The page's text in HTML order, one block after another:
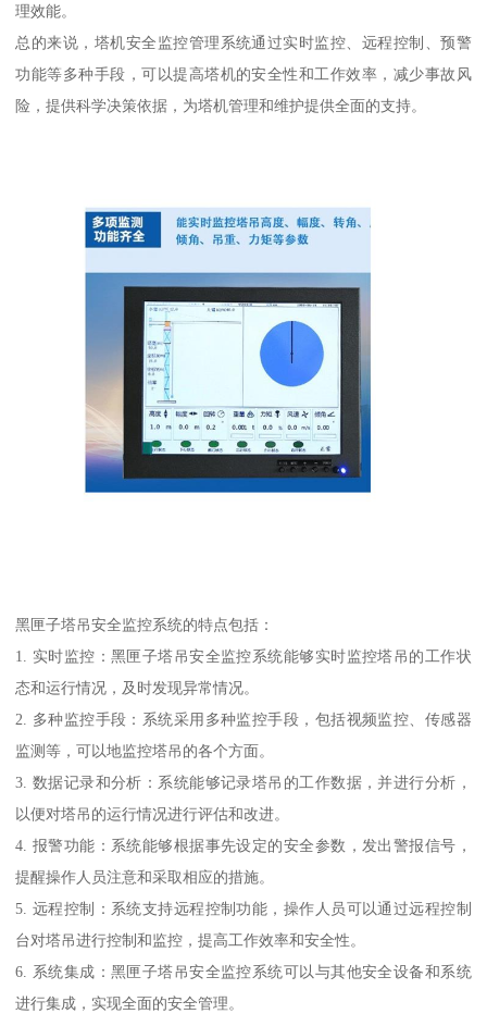
理效能。
总的来说，塔机安全监控管理系统通过实时监控、远程控制、预警
功能等多种手段，可以提高塔机的安全性和工作效率，减少事故风
险，提供科学决策依据，为塔机管理和维护提供全面的支持。
黑匣子塔吊安全监控系统的特点包括：
1. 实时监控：黑匣子塔吊安全监控系统能够实时监控塔吊的工作状
态和运行情况，及时发现异常情况。
2. 多种监控手段：系统采用多种监控手段，包括视频监控、传感器
监测等，可以地监控塔吊的各个方面。
3. 数据记录和分析：系统能够记录塔吊的工作数据，并进行分析，
以便对塔吊的运行情况进行评估和改进。
4. 报警功能：系统能够根据事先设定的安全参数，发出警报信号，
提醒操作人员注意和采取相应的措施。
5. 远程控制：系统支持远程控制功能，操作人员可以通过远程控制
台对塔吊进行控制和监控，提高工作效率和安全性。
6. 系统集成：黑匣子塔吊安全监控系统可以与其他安全设备和系统
进行集成，实现全面的安全管理。